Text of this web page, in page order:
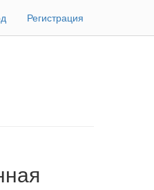
Регистрация